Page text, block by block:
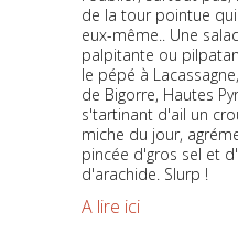
de la tour pointue
eux-même.. Une
palpitante ou
le pépé à
de Bigorre, Hautes
s'tartinant d'ail un
miche du jour,
pincée d'gros sel et
d'arachide. Slurp !
A lire ici